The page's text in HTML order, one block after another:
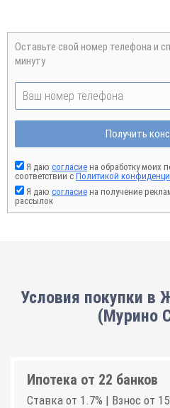
Оставьте свой номер телефона и
минуту
Получить
Я даю согласие на обработку моих
соответствии с Политикой
Я даю согласие на получение
рассылок
Условия покупки в
(Мурино
Ипотека от 22 банков
Ставка от 1.7% | Взнос от